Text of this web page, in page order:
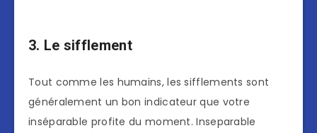
3. Le sifflement
Tout comme les humains, les sifflements sont
généralement un bon indicateur que votre
inséparable profite du moment. Inseparable